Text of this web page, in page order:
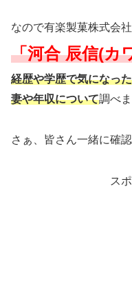
なので有楽製菓株式会
「河合 辰信(カ
経歴や学歴で気になっ
妻や年収について調べま
さぁ、皆さん一緒に確
ス